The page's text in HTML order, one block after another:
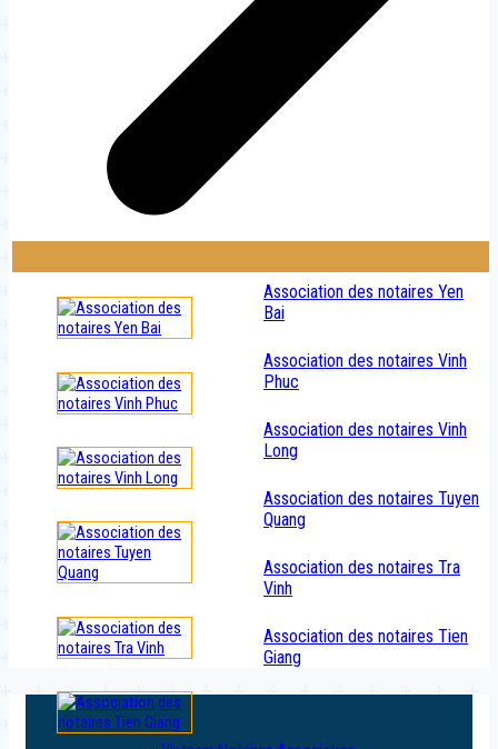
Association des notaires Yen
Bai
Association des notaires Vinh
Phuc
Association des notaires Vinh
Long
Association des notaires Tuyen
Quang
Association des notaires Tra
Vinh
Association des notaires Tien
Giang